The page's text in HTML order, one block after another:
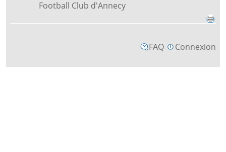
Football Club d'Annecy
FAQ Connexion